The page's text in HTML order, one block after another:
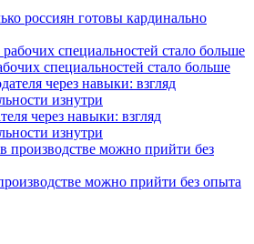
россиян готовы кардинально
специальностей стало больше
через навыки: взгляд
изнутри
можно прийти без опыта